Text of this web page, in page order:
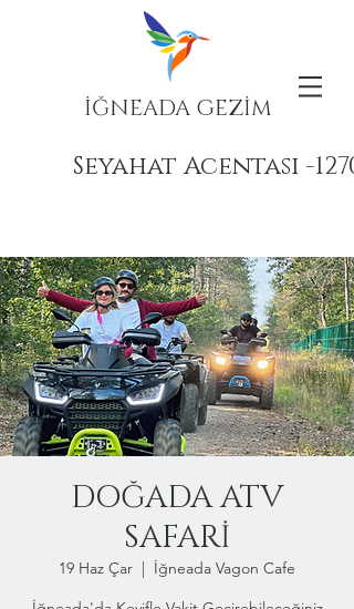
İĞNEADA GEZİM
Seyahat Acentası -
DOĞADA ATV
SAFARİ
19 Haz Çar
  |
İğneada Vagon Cafe